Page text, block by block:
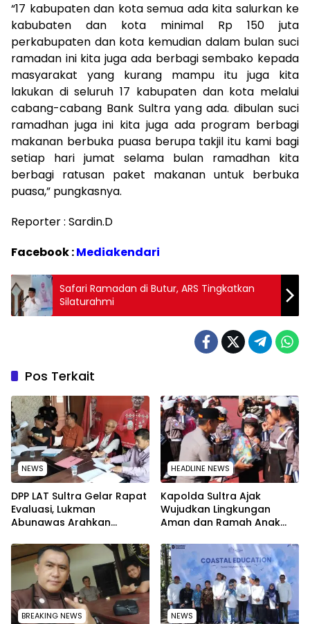
“17 kabupaten dan kota semua ada kita salurkan ke
kabubaten dan kota minimal Rp 150 juta
perkabupaten dan kota kemudian dalam bulan suci
ramadan ini kita juga ada berbagi sembako kepada
masyarakat yang kurang mampu itu juga kita
lakukan di seluruh 17 kabupaten dan kota melalui
cabang-cabang Bank Sultra yang ada. dibulan suci
ramadhan juga ini kita juga ada program berbagi
makanan berbuka puasa berupa takjil itu kami bagi
setiap hari jumat selama bulan ramadhan kita
berbagi ratusan paket makanan untuk berbuka
puasa,” pungkasnya.
Reporter : Sardin.D
Facebook :Mediakendari
Safari Ramadan di Butur, ARS Tingkatkan
Silaturahmi
Pos Terkait
NEWS
‎DPP LAT Sultra Gelar Rapat
Evaluasi, Lukman
Abunawas Arahkan
Secara Rutin dan
Menyeluruh
HEADLINE NEWS
Kapolda Sultra Ajak
Wujudkan Lingkungan
Aman dan Ramah Anak
Nasional 2026
BREAKING NEWS NEWS